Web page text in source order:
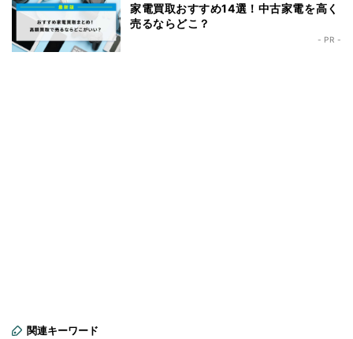
家電買取おすすめ14選！中古家電を高く
売るならどこ？
- PR -
関連キーワード